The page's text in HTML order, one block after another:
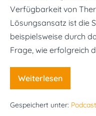
Verfügbarkeit von
Lösungsansatz ist die
beispielsweise durch
Frage, wie erfolgreich
Weiterlesen
#66
Stottertherapie
Telefon?!
Gespeichert unter: